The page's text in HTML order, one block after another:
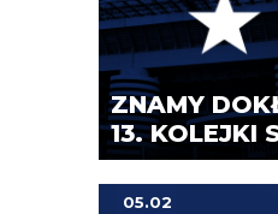
ZNAMY
13. KOLEJKI
05.02